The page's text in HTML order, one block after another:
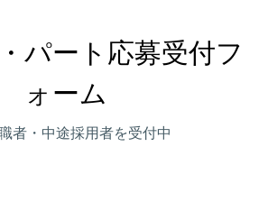
パート応募受付フ
ォーム
者・中途採用者を受付中